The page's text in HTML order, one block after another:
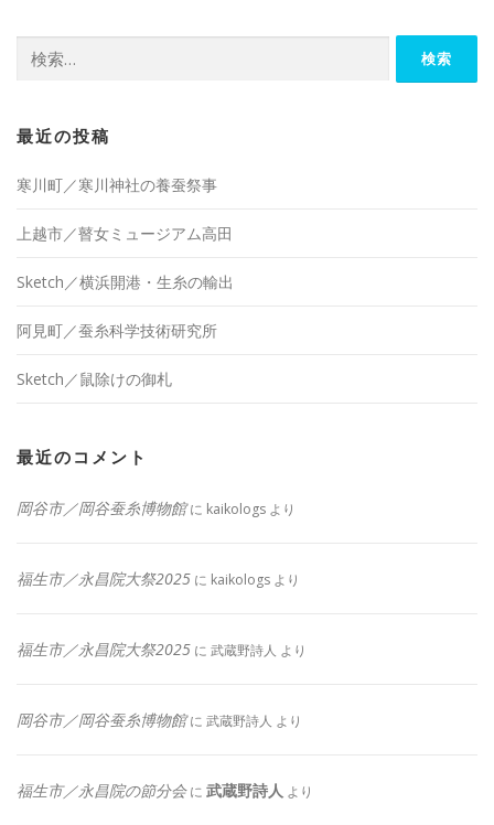
索:
最近の投稿
寒川町／寒川神社の養蚕祭事
上越市／瞽女ミュージアム高田
Sketch／横浜開港・生糸の輸出
阿見町／蚕糸科学技術研究所
Sketch／鼠除けの御札
最近のコメント
岡谷市／岡谷蚕糸博物館に kaikologs より
福生市／永昌院大祭2025 に kaikologs より
福生市／永昌院大祭2025 に 武蔵野詩人 より
岡谷市／岡谷蚕糸博物館に 武蔵野詩人 より
福生市／永昌院の節分会に 武蔵野詩人 より